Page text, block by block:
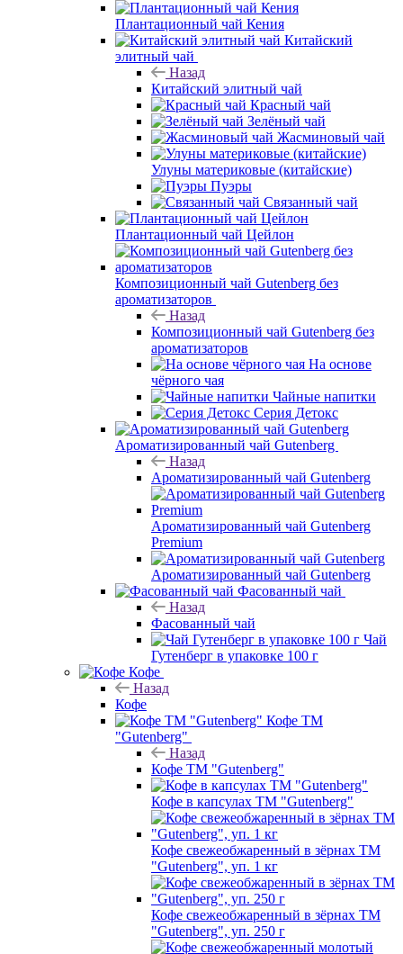
Плантационный чай Кения
Китайский
элитный чай
Назад
Китайский элитный чай
Красный чай
Зелёный чай
Жасминовый чай
Улуны материковые (китайские)
Пуэры
Связанный чай
Плантационный чай Цейлон
Композиционный чай Gutenberg без
ароматизаторов
Назад
Композиционный чай Gutenberg без
ароматизаторов
На основе
чёрного чая
Чайные напитки
Серия Детокс
Ароматизированный чай Gutenberg
Назад
Ароматизированный чай Gutenberg
Ароматизированный чай Gutenberg
Premium
Ароматизированный чай Gutenberg
Фасованный чай
Назад
Фасованный чай
Чай
Гутенберг в упаковке 100 г
Кофе
Назад
Кофе
Кофе ТМ
"Gutenberg"
Назад
Кофе ТМ "Gutenberg"
Кофе в капсулах ТМ "Gutenberg"
Кофе свежеобжаренный в зёрнах ТМ
"Gutenberg", уп. 1 кг
Кофе свежеобжаренный в зёрнах ТМ
"Gutenberg", уп. 250 г